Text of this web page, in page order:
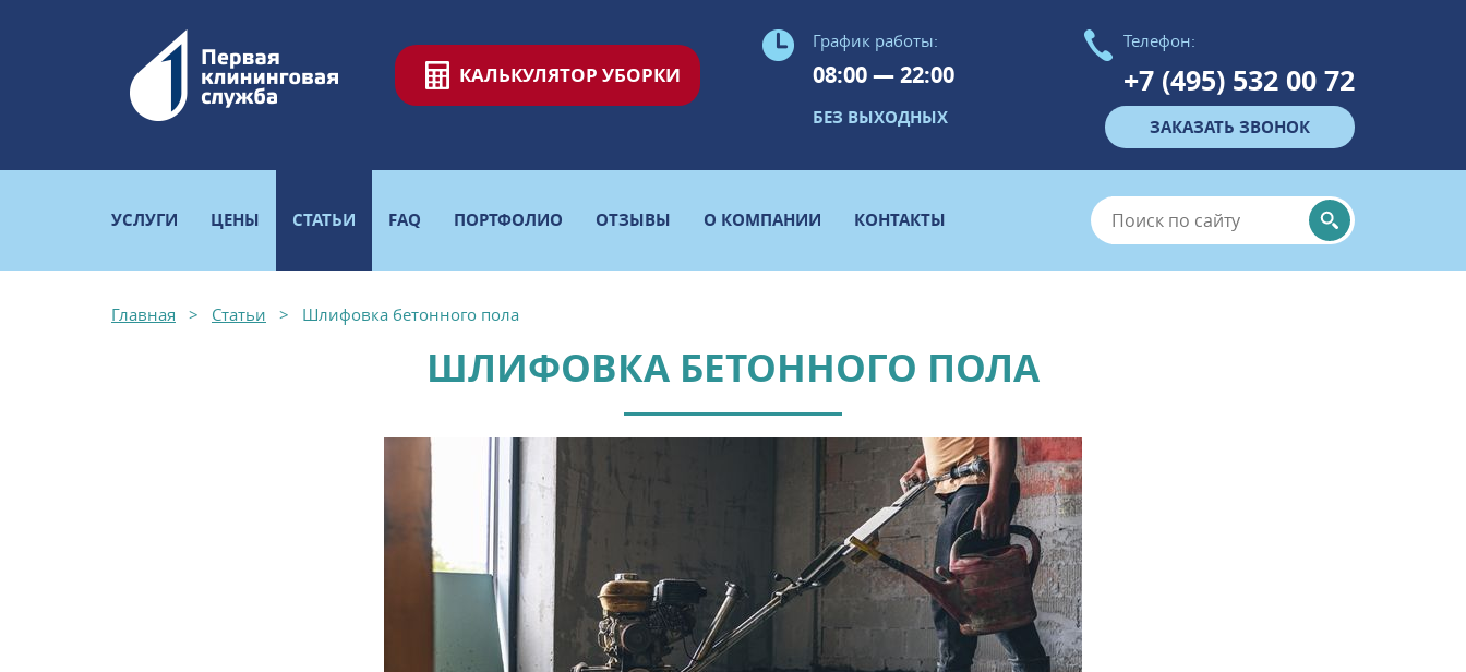
КАЛЬКУЛЯТОР УБОРКИ
График работы:
08:00 — 22:00
БЕЗ ВЫХОДНЫХ
Телефон:
+7 (495) 532 00 72
ЗАКАЗАТЬ ЗВОНОК
УСЛУГИ ЦЕНЫ СТАТЬИ FAQ ПОРТФОЛИО ОТЗЫВЫ О КОМПАНИИ КОНТАКТЫ
Главная Статьи Шлифовка бетонного пола
ШЛИФОВКА БЕТОННОГО ПОЛА